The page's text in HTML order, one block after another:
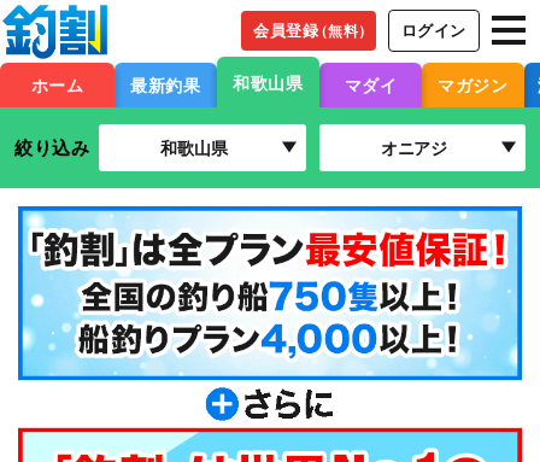
会員登録（無料） ログイン
ホーム 最新釣果 和歌山県 マダイ マガジン
絞り込み 和歌山県 オニアジ